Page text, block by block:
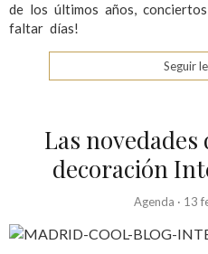
de los últimos años,
faltar días!
Seguir
Las
decoración
Agenda · 13